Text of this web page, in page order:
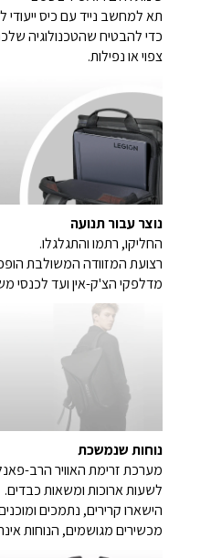
תא למחשב נייד עם כיס
כדי להבטיח שהטכנולוגיה
צפוי או נפילות.
נוצר עבור תנועה
החליקו, רתמו והתגלגלו.
רצועת המזוודה המשולבת
מדלפקי הצ'ק-אין ועד לכנסי
נוחות שנמשכת
מערכת זרימת האוויר הרב-
לשעות ארוכות ומשאות כבדים.
הישארו קרירים, נתמכים
מכשירים מגושמים, הנוחות